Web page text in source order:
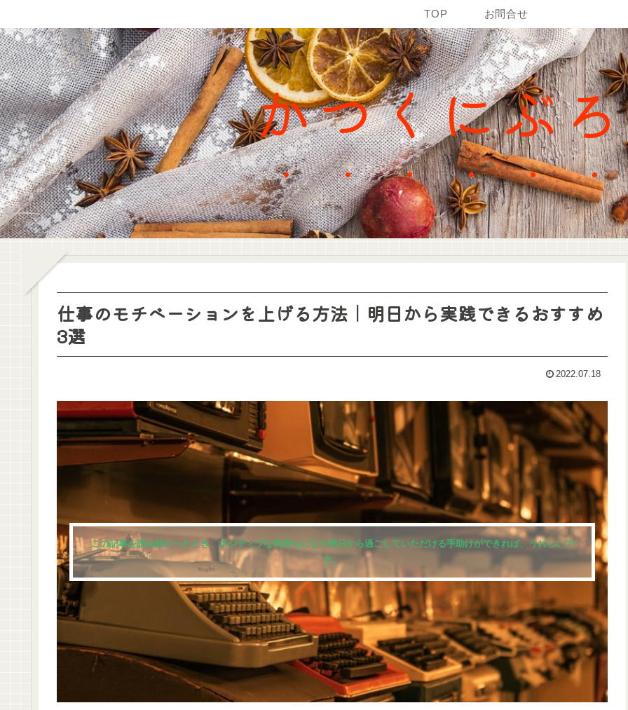
かつくにぶ
TOP お問合せ
仕事のモチベーションを上げる方法｜明日から実践できるおすすめ
3選
2022.07.18
この記事を読み終わったとき、ポジティブな気持ちになり明日から過ごしていただける手助けができれば、うれしいで
す。